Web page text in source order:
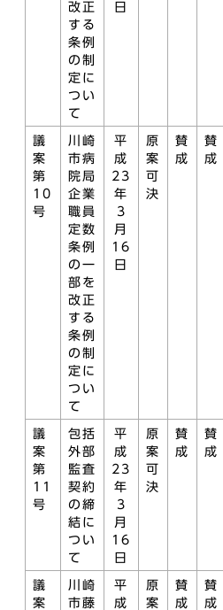
改正
する
条例
の制
定に
つい
て
日
議
案
第
10
号
川崎
市病
院局
企業
職員
定数
条例
の一
部を
改正
する
条例
の制
定に
つい
て
平
成
23
年
3
月
16
日
原
案
可
決
賛
成
賛
成
議
案
第
11
号
包括
外部
監査
契約
の締
結に
つい
て
平
成
23
年
3
月
16
日
原
案
可
決
賛
成
賛
成
議
案
川崎
市藤
平
成
原
案
賛
成
賛
成